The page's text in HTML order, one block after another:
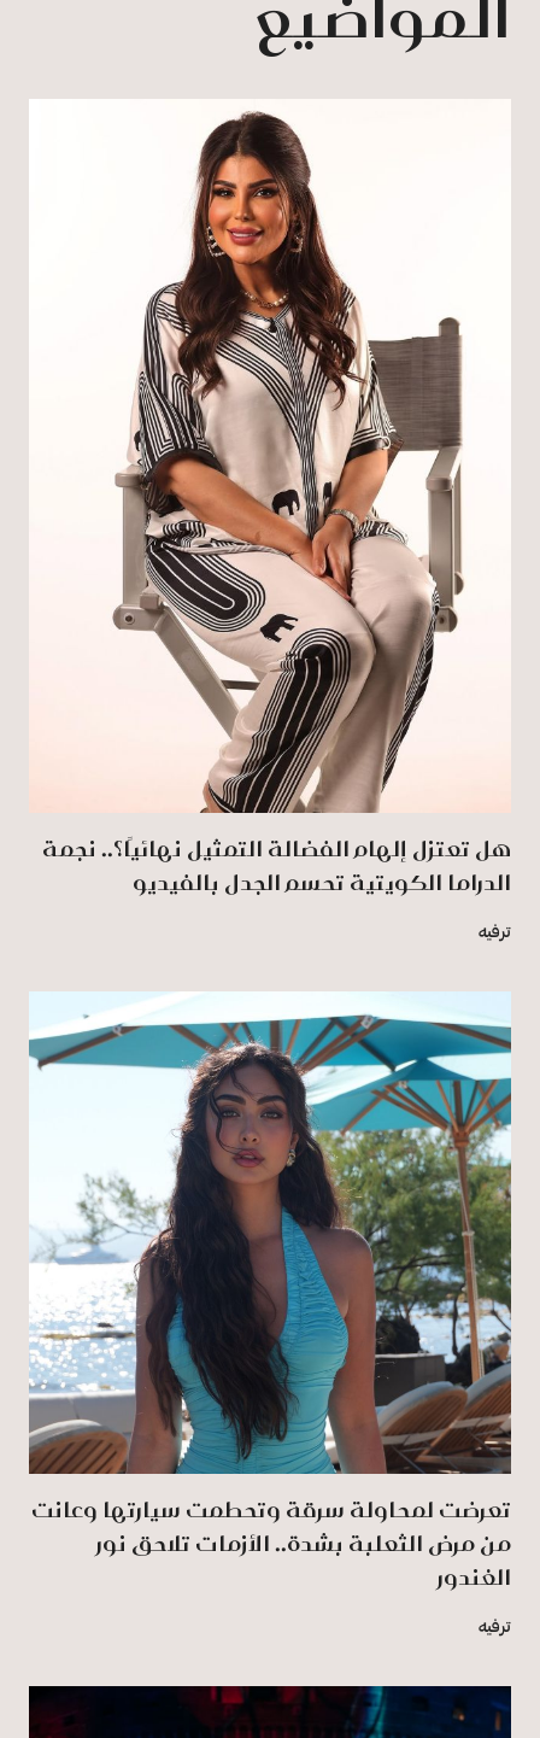
هل تعتزل إلهام الفضالة التمثيل نهائيًا؟.. نجمة
الدراما الكويتية تحسم الجدل بالفيديو
ترفيه
تعرضت لمحاولة سرقة وتحطمت سيارتها وعانت
من مرض الثعلبة بشدة.. الأزمات تلاحق نور
الغندور
ترفيه